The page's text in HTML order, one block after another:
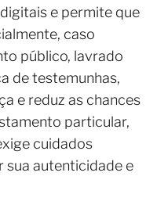
e permite que
caso
público, lavrado
de testemunhas,
e reduz as chances
particular,
cuidados
sua autenticidade e